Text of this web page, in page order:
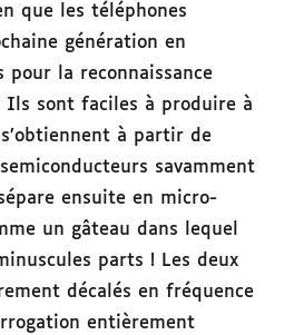
que les téléphones
génération en
la reconnaissance
Ils sont faciles à produire à
à partir de
savamment
ensuite en micro-
un gâteau dans lequel
parts ! Les deux
décalés en fréquence
entièrement